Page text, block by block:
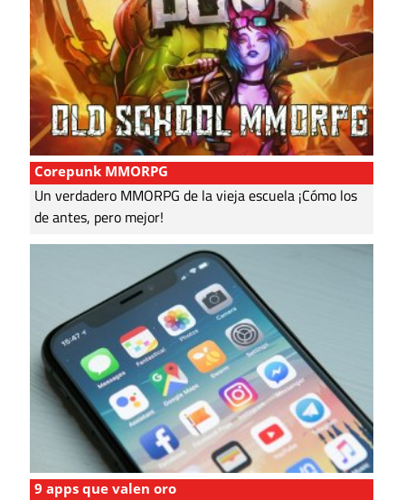
Corepunk MMORPG
Un verdadero MMORPG de la vieja escuela ¡Cómo los
de antes, pero mejor!
9 apps que valen oro